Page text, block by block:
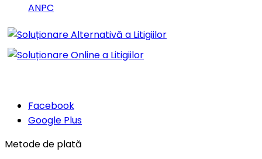
ANPC
Facebook
Google Plus
Metode de plată
Declaratie Detalii